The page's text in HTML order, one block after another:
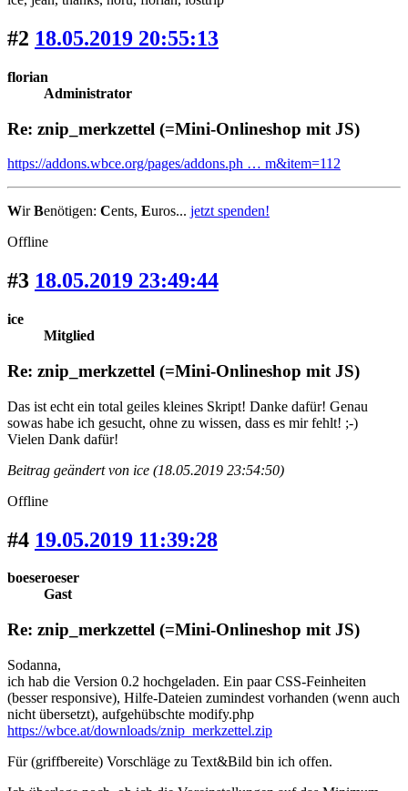
#2 18.05.2019 20:55:13
florian
Administrator
Re: znip_merkzettel (=Mini-Onlineshop mit JS)
https://addons.wbce.org/pages/addons.ph … m&item=112
WirBenötigen: Cents, Euros... jetzt spenden!
Offline
#3 18.05.2019 23:49:44
ice
Mitglied
Re: znip_merkzettel (=Mini-Onlineshop mit JS)
Das ist echt ein total geiles kleines Skript! Danke dafür! Genau
sowas habe ich gesucht, ohne zu wissen, dass es mir fehlt! ;-)
Vielen Dank dafür!
Beitrag geändert von ice (18.05.2019 23:54:50)
Offline
#4 19.05.2019 11:39:28
boeseroeser
Gast
Re: znip_merkzettel (=Mini-Onlineshop mit JS)
Sodanna,
ich hab die Version 0.2 hochgeladen. Ein paar CSS-Feinheiten
(besser responsive), Hilfe-Dateien zumindest vorhanden (wenn auch
nicht übersetzt), aufgehübschte modify.php
https://wbce.at/downloads/znip_merkzettel.zip
Für (griffbereite) Vorschläge zu Text&Bild bin ich offen.